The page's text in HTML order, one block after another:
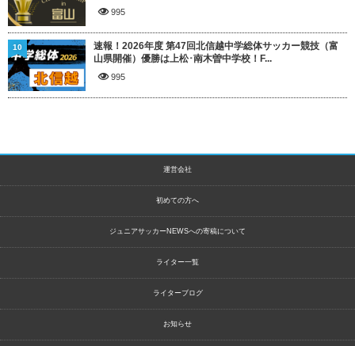
995
速報！2026年度 第47回北信越中学総体サッカー競技（富
山県開催）優勝は上松･南木曽中学校！F...
995
10
運営会社
初めての方へ
ジュニアサッカーNEWSへの寄稿について
ライター一覧
ライターブログ
お知らせ